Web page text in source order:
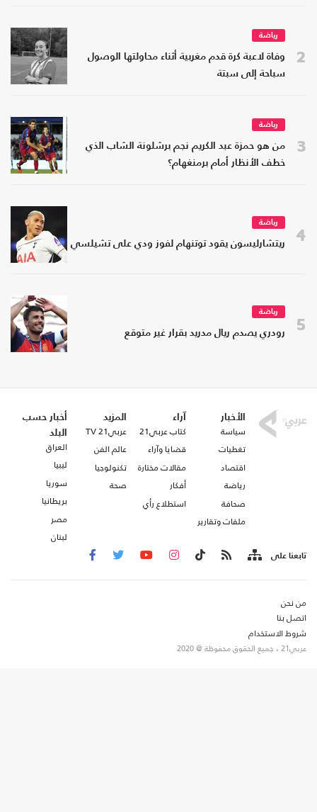
2
رياضة
وفاة لاعبة كرة قدم مغربية أثناء محاولتها الوصول
سباحة إلى سبتة
3
رياضة
من هو حمزة عبد الكريم نجم برشلونة الشاب الذي
خطف الأنظار أمام برمنغهام؟
4
رياضة
ريتشارليسون يقود توتنهام لفوز ودي على تشيلسي
5
رياضة
رودري يصدم ريال مدريد بقرار غير متوقع
الأخبار
سياسة
تغطيات
اقتصاد
رياضة
صحافة
ملفات وتقارير
آراء
كتاب عربي21
قضايا وآراء
مقالات مختارة
أفكار
استطلاع رأي
المزيد
عربي21 TV
عالم الفن
تكنولوجيا
صحة
أخبار حسب
البلد
العراق
ليبيا
سوريا
بريطانيا
مصر
لبنان
تابعنا على
من نحن
اتصل بنا
شروط الاستخدام
عربي21 ، جميع الحقوق محفوظة @ 2020